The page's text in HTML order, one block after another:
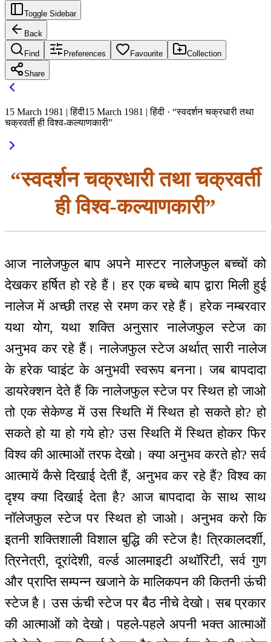
Toggle Sidebar
Back
Find Preferences Favourite Collection
Share
15 March 1981 | हिंदी15 March 1981 | हिंदी · “स्वदर्शन चक्रधारी तथा
चक्रवर्ती ही विश्व-कल्याणकारी”
“स्वदर्शन चक्रधारी तथा चक्रवर्ती
ही विश्व-कल्याणकारी”
आज नालेजफुल बाप अपने मास्टर नालेजफुल बच्चों को
देखकर हर्षित हो रहे हैं। हर एक बच्चे बाप द्वारा मिली हुई
नालेज में अच्छी तरह से रमण कर रहे हैं। हरेक नम्बरवार
यथा योग, यथा शक्ति अनुसार नालेजफुल स्टेज का
अनुभव कर रहे हैं। नालेजफुल स्टेज अर्थात् सारी नालेज
के हरेक प्वाइंट के अनुभवी स्वरूप बनना। जब बापदादा
डायरेक्शन देते हैं कि नालेजफुल स्टेज पर स्थित हो जाओ
तो एक सेकेण्ड में उस स्थिति में स्थित हो सकते हो? हो
सकते हो या हो गये हो? उस स्थिति में स्थित होकर फिर
विश्व की आत्माओं तरफ देखो। क्या अनुभव करते हो? सर्व
आत्मायें कैसे दिखाई देती हैं, अनुभव कर रहे हैं? विश्व का
दृश्य क्या दिखाई देता है? आज बापदादा के साथ साथ
नॉलेजफुल स्टेज पर स्थित हो जाओ। अनुभव करो कि
इतनी शक्तिशाली विशाल बुद्धि की स्टेज है! त्रिकालदर्शी,
त्रिनेत्री, दूरांदेशी, वर्ल्ड आलमाइटी अथॉरिटी, सर्व गुण
और प्राप्ति सम्पन्न खजाने के मालिकपन की कितनी ऊंची
स्टेज है। उस ऊंची स्टेज पर बैठ नीचे देखो। सब प्रकार
की आत्माओं को देखो। पहले-पहले अपनी भक्त आत्माओं